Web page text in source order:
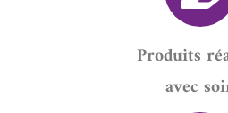
Produits
avec